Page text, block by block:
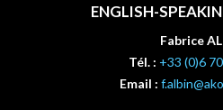
ENGLISH-
Fabrice
Tél. : +33 (0)6
Email :